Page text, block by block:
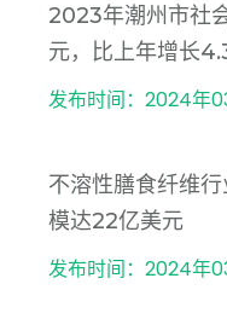
2023年潮州市社
元，比上年增长
发布时间：2024年
不溶性膳食纤维
模达22亿美元
发布时间：2024年